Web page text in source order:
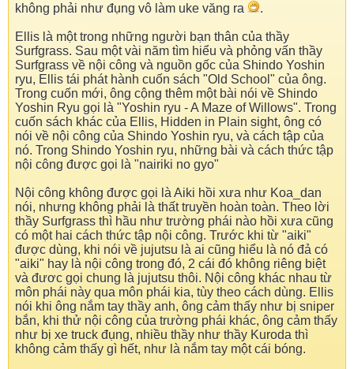
không phải như đụng vô làm uke văng ra
.
Ellis là một trong những người bạn thân của thầy
Surfgrass. Sau một vài năm tìm hiểu và phỏng vấn thầy
Surfgrass về nội công và nguồn gốc của Shindo Yoshin
ryu, Ellis tái phát hành cuốn sách "Old School" của ông.
Trong cuốn mới, ông cộng thêm một bài nói về Shindo
Yoshin Ryu gọi là "Yoshin ryu - A Maze of Willows". Trong
cuốn sách khác của Ellis, Hidden in Plain sight, ông có
nói về nội công của Shindo Yoshin ryu, và cách tập của
nó. Trong Shindo Yoshin ryu, những bài và cách thức tập
nội công được gọi là "nairiki no gyo"
Nội công không được gọi là Aiki hồi xưa như Koa_dan
nói, nhưng không phải là thất truyền hoàn toàn. Theo lời
thầy Surfgrass thì hầu như trường phái nào hồi xưa cũng
có một hai cách thức tập nội công. Trước khi từ "aiki"
được dùng, khi nói về jujutsu là ai cũng hiểu là nó đả có
"aiki" hay là nội công trong đó, 2 cái đó không riêng biệt
và đươc gọi chung là jujutsu thôi. Nội công khác nhau từ
môn phái này qua môn phái kia, tùy theo cách dùng. Ellis
nói khi ông nắm tay thầy anh, ông cảm thấy như bị sniper
bắn, khi thử nội công của trường phái khác, ông cảm thấy
như bị xe truck đụng, nhiều thầy như thầy Kuroda thì
không cảm thấy gì hết, như là nắm tay một cái bóng.